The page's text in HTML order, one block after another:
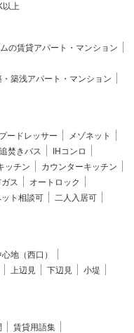
以上
の賃貸アパート・マンション
・築浅アパート・マンション
ードレッサー
メゾネット
追焚きバス
IHコンロ
ッチン
カウンターキッチン
ス
オートロック
ット相談可
二人入居可
心地（西口）
上辺見 下辺見
小堤
賃貸用語集